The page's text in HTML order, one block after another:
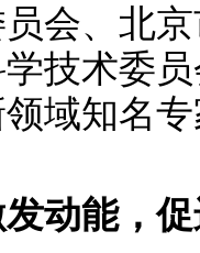
会、北
技术委
域知名
能，促